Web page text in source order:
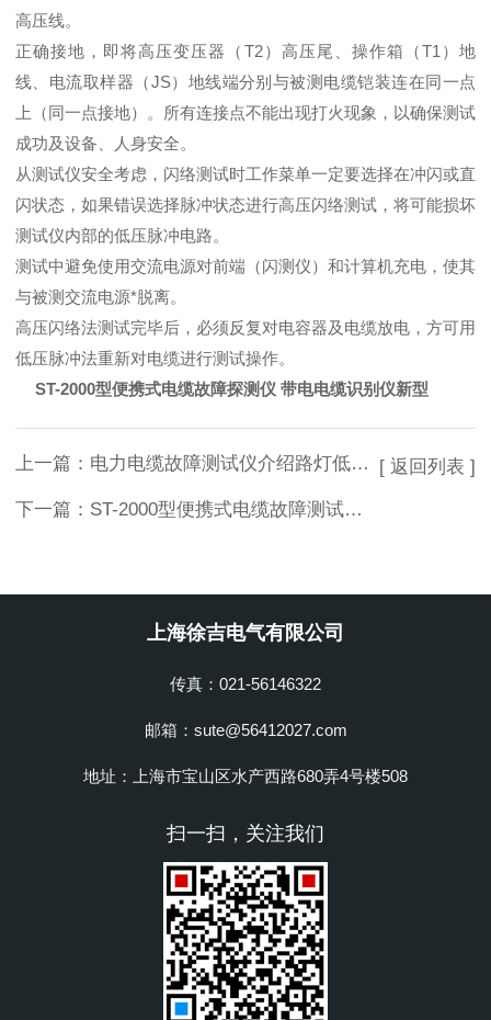
高压线。
正确接地，即将高压变压器（T2）高压尾、操作箱（T1）地
线、电流取样器（JS）地线端分别与被测电缆铠装连在同一点
上（同一点接地）。所有连接点不能出现打火现象，以确保测试
成功及设备、人身安全。
从测试仪安全考虑，闪络测试时工作菜单一定要选择在冲闪或直
闪状态，如果错误选择脉冲状态进行高压闪络测试，将可能损坏
测试仪内部的低压脉冲电路。
测试中避免使用交流电源对前端（闪测仪）和计算机充电，使其
与被测交流电源*脱离。
高压闪络法测试完毕后，必须反复对电容器及电缆放电，方可用
低压脉冲法重新对电缆进行测试操作。
ST-2000型便携式电缆故障探测仪 带电电缆识别仪新型
上一篇： 电力电缆故障测试仪介绍路灯低压电缆故障产生的原因
下一篇： ST-2000型便携式电缆故障测试仪 带电电缆识别仪型号
[ 返回列表 ]
上海徐吉电气有限公司
传真：021-56146322
邮箱：sute@56412027.com
地址：上海市宝山区水产西路680弄4号楼508
扫一扫，关注我们